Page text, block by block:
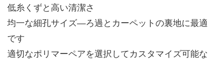
低糸くずと高い清潔さ
均一な細孔サイズ—ろ過とカーペットの裏地に最適
です
適切なポリマーペアを選択してカスタマイズ可能な